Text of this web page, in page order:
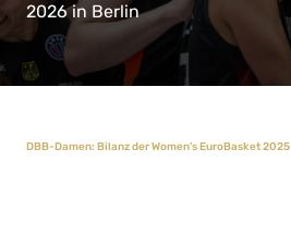
2026 in Berlin
DBB-Damen: Bilanz der Women’s EuroBasket 2025